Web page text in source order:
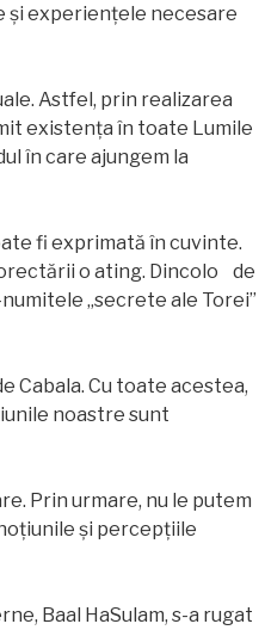
și experiențele necesare
Astfel, prin realizarea
existența în toate Lumile
în care ajungem la
fi exprimată în cuvinte.
o ating. Dincolo de
„secrete ale Torei”
Cabala. Cu toate acestea,
noastre sunt
Prin urmare, nu le putem
și percepțiile
Baal HaSulam, s-a rugat